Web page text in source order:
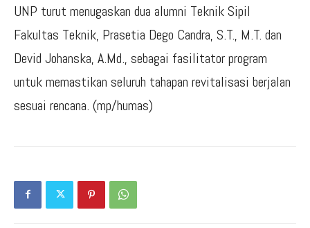
UNP turut menugaskan dua alumni Teknik Sipil
Fakultas Teknik, Prasetia Dego Candra, S.T., M.T. dan
Devid Johanska, A.Md., sebagai fasilitator program
untuk memastikan seluruh tahapan revitalisasi berjalan
sesuai rencana. (mp/humas)